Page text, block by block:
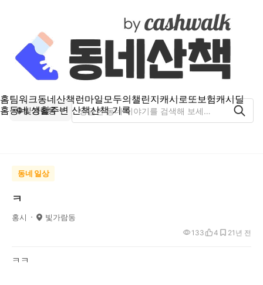
홈팀워크동네산책런마일모두의챌린지캐시로또보험캐시딜
홈동네 생활주변 산책산책 기록
빛가람동
동네 일상
ㅋ
홍시 빛가람동
1년 전
133 4 2
ㅋㅋ